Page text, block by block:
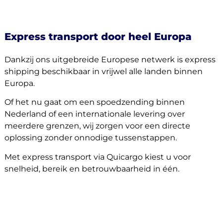
Express transport door heel Europa
Dankzij ons uitgebreide Europese netwerk is express
shipping beschikbaar in vrijwel alle landen binnen
Europa.
Of het nu gaat om een spoedzending binnen
Nederland of een internationale levering over
meerdere grenzen, wij zorgen voor een directe
oplossing zonder onnodige tussenstappen.
Met express transport via Quicargo kiest u voor
snelheid, bereik en betrouwbaarheid in één.